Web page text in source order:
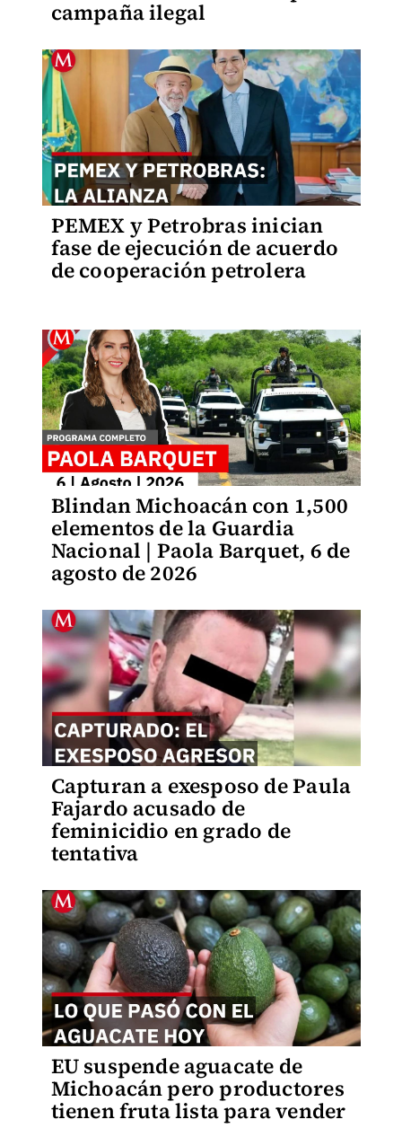
campaña ilegal
PEMEX y Petrobras inician
fase de ejecución de acuerdo
de cooperación petrolera
Blindan Michoacán con 1,500
elementos de la Guardia
Nacional | Paola Barquet, 6 de
agosto de 2026
Capturan a exesposo de Paula
Fajardo acusado de
feminicidio en grado de
tentativa
EU suspende aguacate de
Michoacán pero productores
tienen fruta lista para vender